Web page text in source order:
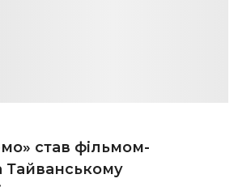
став фільмом-
Тайванському